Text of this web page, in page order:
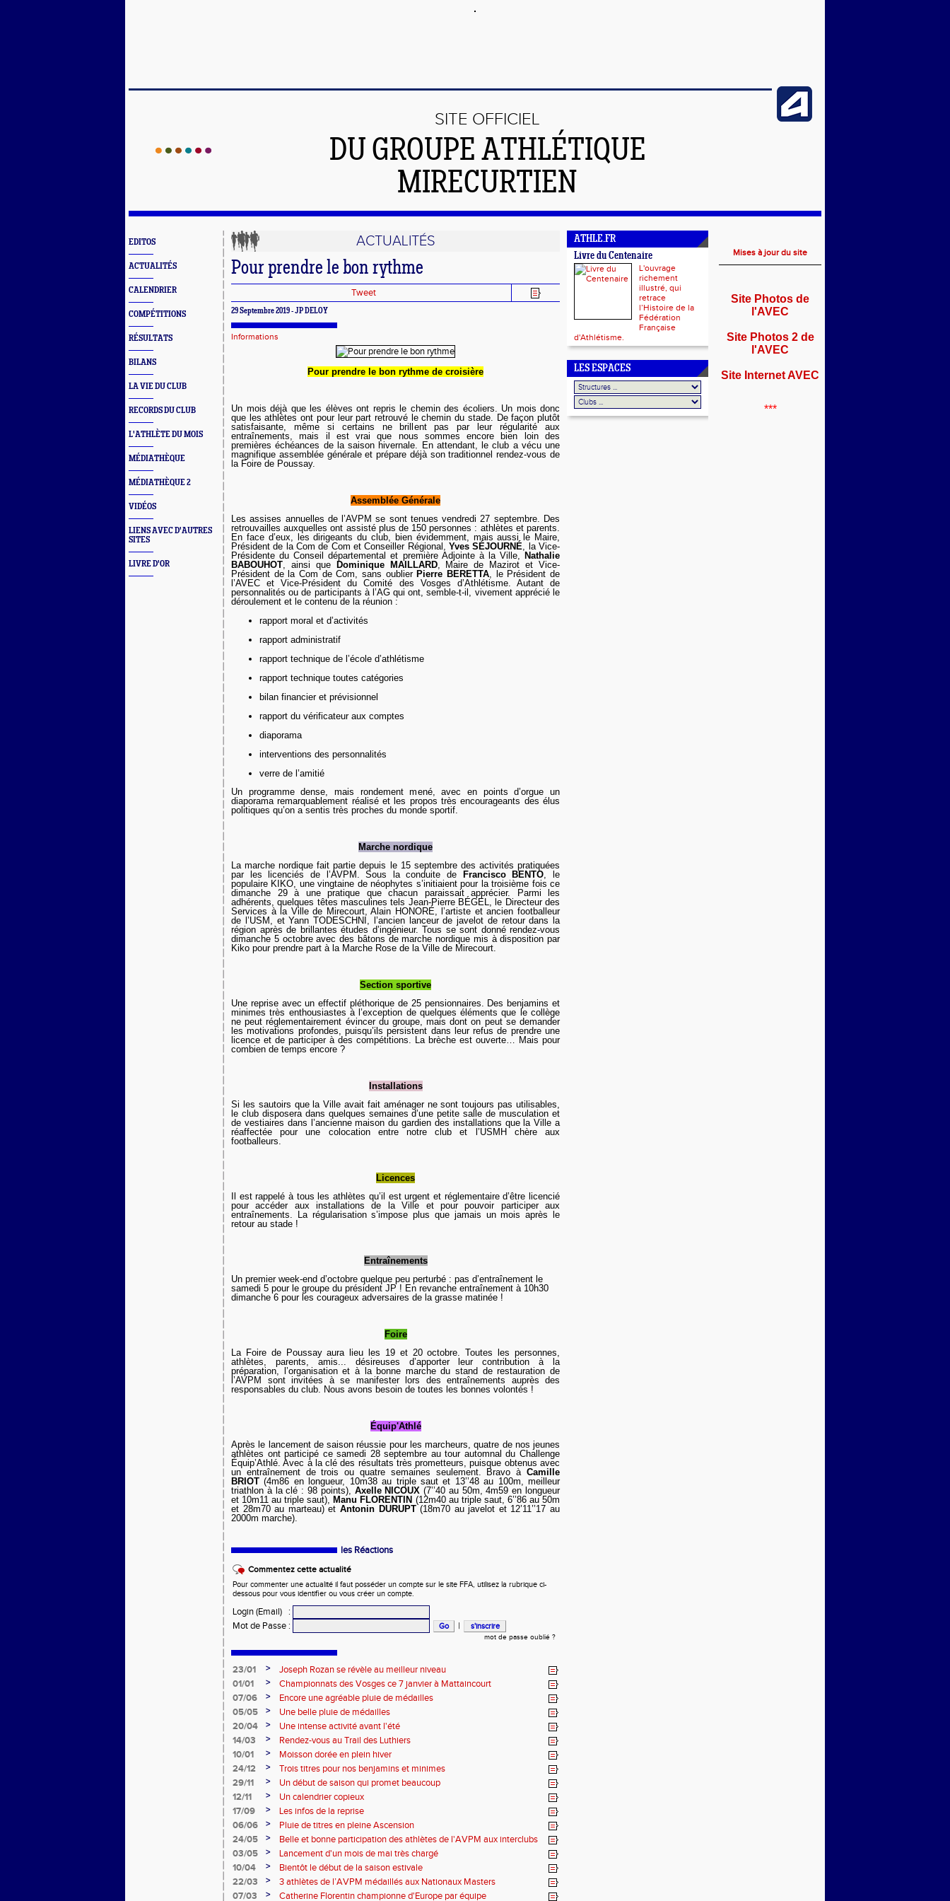
SITE OFFICIEL
DU GROUPE ATHLÉTIQUE
MIRECURTIEN
EDITOS
ACTUALITÉS
CALENDRIER
COMPÉTITIONS
RÉSULTATS
BILANS
LA VIE DU CLUB
RECORDS DU CLUB
L'ATHLÈTE DU MOIS
MÉDIATHÈQUE
MÉDIATHÈQUE 2
VIDÉOS
LIENS AVEC D'AUTRES
SITES
LIVRE D'OR
ACTUALITÉS
Pour prendre le bon rythme
Tweet
29 Septembre 2019 - JP DELOY
Informations
Pour prendre le bon rythme de croisière
Un mois déjà que les élèves ont repris le chemin des écoliers. Un mois donc
que les athlètes ont pour leur part retrouvé le chemin du stade. De façon plutôt
satisfaisante, même si certains ne brillent pas par leur régularité aux
entraînements, mais il est vrai que nous sommes encore bien loin des
premières échéances de la saison hivernale. En attendant, le club a vécu une
magnifique assemblée générale et prépare déjà son traditionnel rendez-vous de
la Foire de Poussay.
Assemblée Générale
Les assises annuelles de l’AVPM se sont tenues vendredi 27 septembre. Des
retrouvailles auxquelles ont assisté plus de 150 personnes : athlètes et parents.
En face d’eux, les dirigeants du club, bien évidemment, mais aussi le Maire,
Président de la Com de Com et Conseiller Régional, Yves S ÉJOURN É, la Vice-
Présidente du Conseil départemental et première Adjointe à la Ville, Nathalie
BABOUHOT, ainsi que Dominique MAILLARD, Maire de Mazirot et Vice-
Président de la Com de Com, sans oublier Pierre BERETTA, le Président de
l’AVEC et Vice-Président du Comité des Vosges d’Athlétisme. Autant de
personnalités ou de participants à l’AG qui ont, semble-t-il, vivement apprécié le
déroulement et le contenu de la réunion :
rapport moral et d’activités
rapport administratif
rapport technique de l’école d’athlétisme
rapport technique toutes catégories
bilan financier et prévisionnel
rapport du vérificateur aux comptes
diaporama
interventions des personnalités
verre de l’amitié
Un programme dense, mais rondement mené, avec en points d’orgue un
diaporama remarquablement réalisé et les propos très encourageants des élus
politiques qu’on a sentis très proches du monde sportif.
Marche nordique
La marche nordique fait partie depuis le 15 septembre des activités pratiquées
par les licenciés de l’AVPM. Sous la conduite de
Francisco BENTO, le
populaire KIKO, une vingtaine de néophytes s’initiaient pour la troisième fois ce
dimanche 29 à une pratique que chacun paraissait apprécier. Parmi les
adhérents, quelques têtes masculines tels Jean-Pierre B ÉGEL, le Directeur des
Services à la Ville de Mirecourt, Alain HONORÉ, l’artiste et ancien footballeur
de l’USM, et Yann TODESCHNI, l’ancien lanceur de javelot de retour dans la
région après de brillantes études d’ingénieur. Tous se sont donné rendez-vous
dimanche 5 octobre avec des bâtons de marche nordique mis à disposition par
Kiko pour prendre part à la Marche Rose de la Ville de Mirecourt.
Section sportive
Une reprise avec un effectif pléthorique de 25 pensionnaires. Des benjamins et
minimes très enthousiastes à l’exception de quelques éléments que le collège
ne peut réglementairement évincer du groupe, mais dont on peut se demander
les motivations profondes, puisqu’ils persistent dans leur refus de prendre une
licence et de participer à des compétitions. La brèche est ouverte… Mais pour
combien de temps encore ?
Installations
Si les sautoirs que la Ville avait fait aménager ne sont toujours pas utilisables,
le club disposera dans quelques semaines d’une petite salle de musculation et
de vestiaires dans l’ancienne maison du gardien des installations que la Ville a
réaffectée pour une colocation entre notre club et l’USMH chère aux
footballeurs.
Licences
Il est rappelé à tous les athlètes qu’il est urgent et réglementaire d’être licencié
pour accéder aux installations de la Ville et pour pouvoir participer aux
entraînements. La régularisation s’impose plus que jamais un mois après le
retour au stade !
Entraînements
Un premier week-end d’octobre quelque peu perturbé : pas d’entraînement le
samedi 5 pour le groupe du président JP ! En revanche entraînement à 10h30
dimanche 6 pour les courageux adversaires de la grasse matinée !
Foire
La Foire de Poussay aura lieu les 19 et 20 octobre. Toutes les personnes,
athlètes, parents, amis... désireuses d’apporter leur contribution à la
préparation, l’organisation et à la bonne marche du stand de restauration de
l’AVPM sont invitées à se manifester lors des entraînements auprès des
responsables du club. Nous avons besoin de toutes les bonnes volontés !
Équip'Athlé
Après le lancement de saison réussie pour les marcheurs, quatre de nos jeunes
athlètes ont participé ce samedi 28 septembre au tour automnal du Challenge
Équip’Athlé. Avec à la clé des résultats très prometteurs, puisque obtenus avec
un entraînement de trois ou quatre semaines seulement. Bravo à Camille
BRIOT(4m86 en longueur, 10m38 au triple saut et 13’’48 au 100m, meilleur
triathlon à la clé : 98 points), Axelle NICOUX (7’’40 au 50m, 4m59 en longueur
et 10m11 au triple saut), Manu FLORENTIN (12m40 au triple saut, 6’’86 au 50m
et 28m70 au marteau) et Antonin DURUPT(18m70 au javelot et 12’11’’17 au
2000m marche).
les Réactions
Commentez cette actualité
Pour commenter une actualité il faut posséder un compte sur le site FFA, utilisez la rubrique ci-
dessous pour vous identifier ou vous créer un compte.
Login (Email)
:
Mot de Passe : |
mot de passe oublié ?
23/01 >
Joseph Rozan se révèle au meilleur niveau
01/01
>
Championnats des Vosges ce 7 janvier à Mattaincourt
07/06
>
Encore une agréable pluie de médailles
05/05
>
Une belle pluie de médailles
20/04
>
Une intense activité avant l'été
14/03
>
Rendez-vous au Trail des Luthiers
10/01
>
Moisson dorée en plein hiver
24/12
>
Trois titres pour nos benjamins et minimes
29/11
>
Un début de saison qui promet beaucoup
12/11
>
Un calendrier copieux
17/09
>
Les infos de la reprise
06/06
>
Pluie de titres en pleine Ascension
24/05
>
Belle et bonne participation des athlètes de l'AVPM aux interclubs
03/05
>
Lancement d'un mois de mai très chargé
10/04
>
Bientôt le début de la saison estivale
22/03
>
3 athlètes de l’AVPM médaillés aux Nationaux Masters
07/03
> Catherine Florentin championne d'Europe par équipe
ATHLE.FR
Livre du Centenaire
L'ouvrage
richement
illustré, qui
retrace
l’Histoire de la
Fédération
Française
d'Athlétisme.
LES ESPACES
Mises à jour du site
Site Photos de
l'AVEC
Site Photos 2 de
l'AVEC
Site Internet AVEC
***